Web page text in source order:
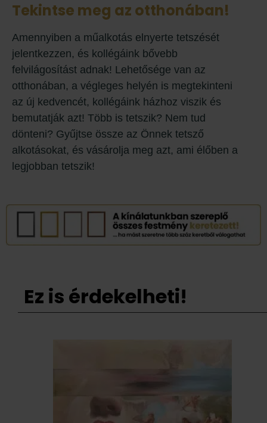
Tekintse meg az otthonában!
Amennyiben a műalkotás elnyerte tetszését
jelentkezzen, és kollégáink bővebb
felvilágosítást adnak! Lehetősége van az
otthonában, a végleges helyén is megtekinteni
az új kedvencét, kollégáink házhoz viszik és
bemutatják azt! Több is tetszik? Nem tud
dönteni? Gyűjtse össze az Önnek tetsző
alkotásokat, és vásárolja meg azt, ami élőben a
legjobban tetszik!
Ez is érdekelheti!